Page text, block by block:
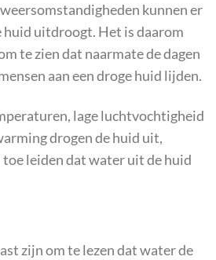
kunnen er
huid uitdroogt. Het is daarom
te zien dat naarmate de dagen
aan een droge huid lijden.
lage luchtvochtigheid
drogen de huid uit,
toe leiden dat water uit de huid
zijn om te lezen dat water de